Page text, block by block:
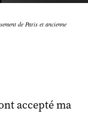
de Paris et ancienne
accepté ma